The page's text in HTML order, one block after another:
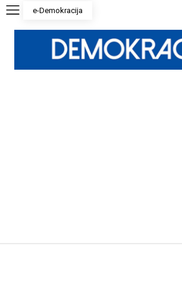
e-Demokracija